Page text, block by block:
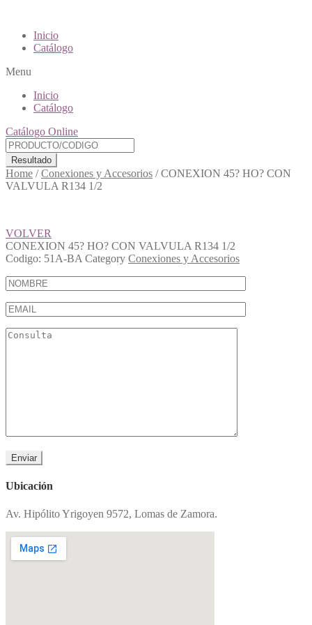
Inicio
Catálogo
Menu
Inicio
Catálogo
Catálogo Online
Resultado
Home /Conexiones y Accesorios /CONEXION 45? HO? CON
VALVULA R134 1/2
VOLVER
CONEXION 45? HO? CON VALVULA R134 1/2
Codigo: 51A-BA Category Conexiones y Accesorios
Ubicación
Av. Hipólito Yrigoyen 9572, Lomas de Zamora.